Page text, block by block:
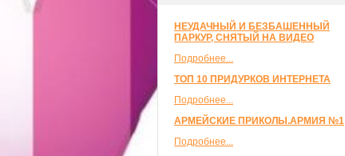
НЕУДАЧНЫЙ И БЕЗБАШЕННЫЙ
ПАРКУР, СНЯТЫЙ НА ВИДЕО
Подробнее...
ТОП 10 ПРИДУРКОВ ИНТЕРНЕТА
Подробнее...
АРМЕЙСКИЕ ПРИКОЛЫ.АРМИЯ №1
Подробнее...